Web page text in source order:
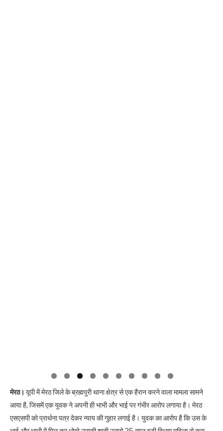
मेरठ। यूपी में मेरठ जिले के ब्रह्मपुरी थाना क्षेत्र से एक हैरान करने वाला मामला सामने
आया है, जिसमें एक युवक ने अपनी ही भाभी और भाई पर गंभीर आरोप लगाया है। मेरठ
एसएसपी को प्रार्थना पत्र देकर न्याय की गुहार लगाई है। युवक का आरोप है कि उस के
भाई और भाभी में मिल कर धोखे उसकी शादी उससे 25 साल बड़ी विधवा महिला से करा